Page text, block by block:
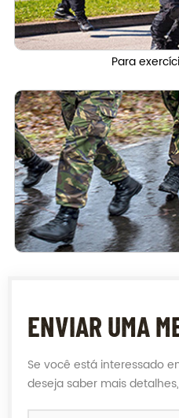
Para
ENVIAR UMA
Se você está interessado
deseja saber mais